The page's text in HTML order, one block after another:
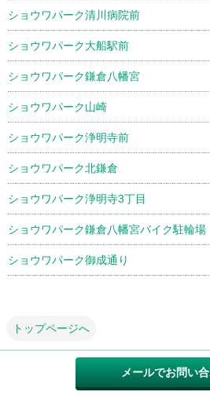
ショウワパーク清川病院前
ショウワパーク大船駅前
ショウワパーク鎌倉八幡宮
ショウワパーク山崎
ショウワパーク浄明寺前
ショウワパーク北鎌倉
ショウワパーク浄明寺3丁目
ショウワパーク鎌倉八幡宮バイク駐輪場
ショウワパーク御成通り
トップページへ
メールでお問い